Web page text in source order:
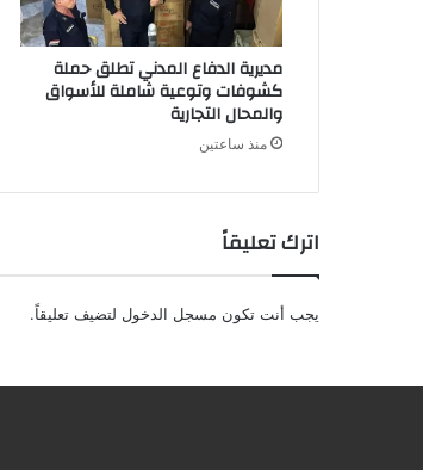
و
ن
ي
مديرية الدفاع المدني تطلق حملة
كشوفات وتوعية شاملة للأسواق
والمحال التجارية
منذ ساعتين
اترك تعليقاً
يجب أنت تكون مسجل الدخول لتضيف تعليقاً.